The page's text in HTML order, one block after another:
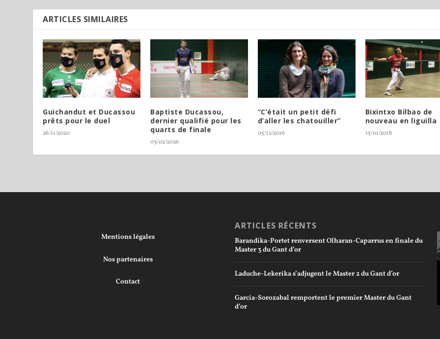
ARTICLES SIMILAIRES
Guichandut et Ducassou
prêts pour le duel
26/11/2020
Baptiste Ducassou,
dernier qualifié pour les
quarts de finale
03/02/2026
“C’était un petit défi
d’aller les chatouiller”
05/12/2016
Bixintxo Bilbao de
nouveau en liguilla
15/01/2018
Mentions légales
Nos partenaires
Contact
ARTICLES RÉCENTS
Barandika-Portet renversent Olharan-Caparrus en finale du
Master 3 du Gant d’or
Laduche-Lekerika s’adjugent le Master 2 du Gant d’or
Garcia-Sorozabal remportent le premier Master du Gant
d’or